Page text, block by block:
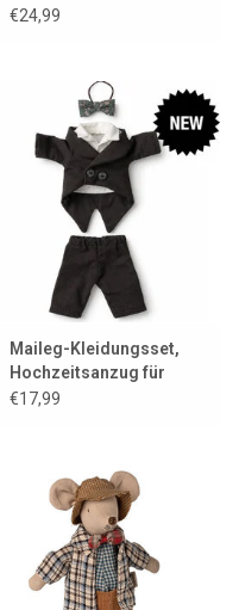
Tasche / braun
€24,99
Maileg-Kleidungsset,
Hochzeitsanzug für
Vater Maus
€17,99